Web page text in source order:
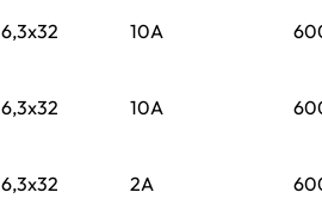
6,3x32 10A
6,3x32 10A
6,3x32 2A